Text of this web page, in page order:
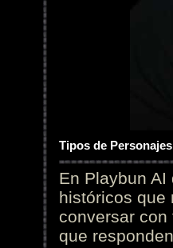
Tipos de
En Playbun
históricos que
conversar
que